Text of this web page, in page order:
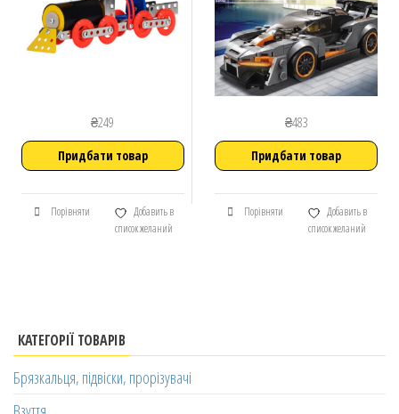
₴249
Придбати товар
Порівняти
Добавить в
список желаний
₴483
Придбати товар
Порівняти
Добавить в
список желаний
КАТЕГОРІЇ ТОВАРІВ
Брязкальця, підвіски, прорізувачі